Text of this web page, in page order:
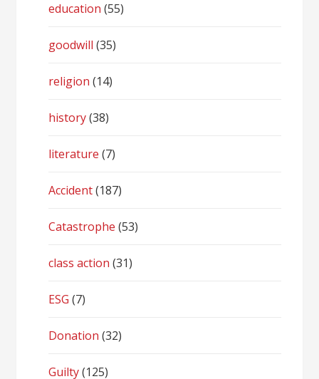
education (55)
goodwill (35)
religion (14)
history(38)
literature (7)
Accident(187)
Catastrophe (53)
class action (31)
ESG (7)
Donation (32)
Guilty(125)